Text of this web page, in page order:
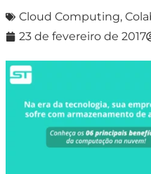
Cloud Computing,
23 de fevereiro de 2017